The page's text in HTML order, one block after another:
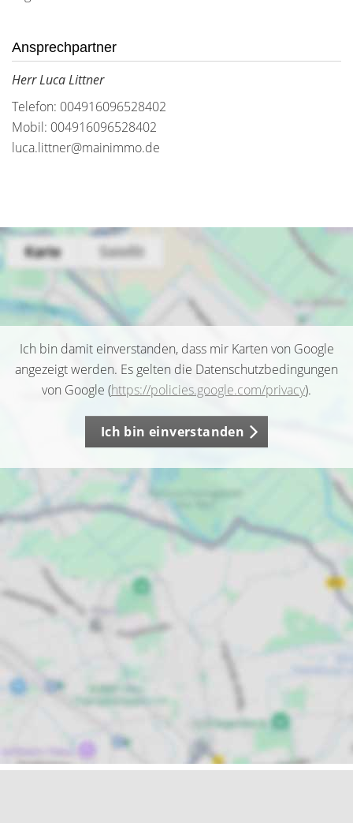
Ansprechpartner
Herr Luca Littner
Telefon: 004916096528402
Mobil: 004916096528402
luca.littner@mainimmo.de
Ich bin damit einverstanden, dass mir Karten von Google
angezeigt werden. Es gelten die Datenschutzbedingungen
von Google (https://policies.google.com/privacy).
Ich bin einverstanden